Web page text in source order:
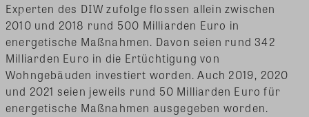
Experten des DIW zufolge flossen allein zwischen
2010 und 2018 rund 500 Milliarden Euro in
energetische Maßnahmen. Davon seien rund 342
Milliarden Euro in die Ertüchtigung von
Wohngebäuden investiert worden. Auch 2019, 2020
und 2021 seien jeweils rund 50 Milliarden Euro für
energetische Maßnahmen ausgegeben worden.